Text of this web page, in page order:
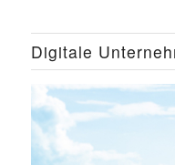
Digitale